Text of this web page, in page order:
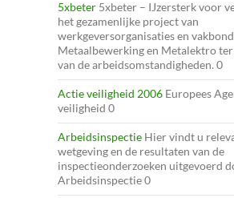
5xbeter 5xbeter – IJzersterk voor
het gezamenlijke project van
werkgeversorganisaties en
Metaalbewerking en Metalektro
van de arbeidsomstandigheden. 0
Actie veiligheid 2006 Europees
veiligheid 0
Arbeidsinspectie Hier vindt u
wetgeving en de resultaten van de
inspectieonderzoeken uitgevoerd
Arbeidsinspectie 0